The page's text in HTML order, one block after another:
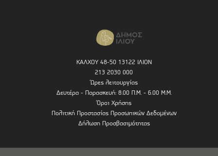
ΚΑΛΧΟΥ 48-50 13122 ΙΛΙΟΝ
213 2030 000
Ώρες λειτουργίας
Δευτέρα - Παρασκευή: 8.00 Π.Μ. - 6.00 Μ.Μ.
Όροι Χρήσης
Πολιτική Προστασίας Προσωπικών Δεδομένων
Δήλωση Προσβασιμότητας